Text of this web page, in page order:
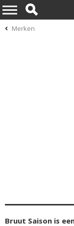
Merken
Bruut Saison is